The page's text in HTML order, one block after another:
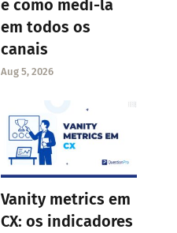
e como medi-la
em todos os
canais
Aug 5, 2026
Vanity metrics em
CX: os indicadores